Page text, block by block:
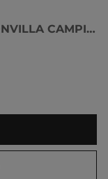
CLONVILLA CAMPING